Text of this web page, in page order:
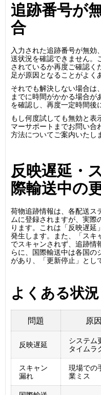
追跡番号が
合
入力された追跡番号が無
送状況を確認できません。
されているか再度ご確認く
足が原因となることがよく
それでも解決しない場合は
までに時間がかかる場合
を確認し、再度一定時間後
もし何度試しても無効と表
マーサポートまでお問い合
方法についてご案内いたし
反映遅延・
際輸送中の
荷物追跡情報は、各配送ス
ムに登録されますが、実際
ります。これは「反映遅延
発生します。また、「スキ
でスキャンされず、追跡情
らに、国際輸送中は各国の
があり、「更新停止」とし
よくある状
問題 原因
反映遅延
システム
タイムラ
スキャン
漏れ
現場での
業ミス